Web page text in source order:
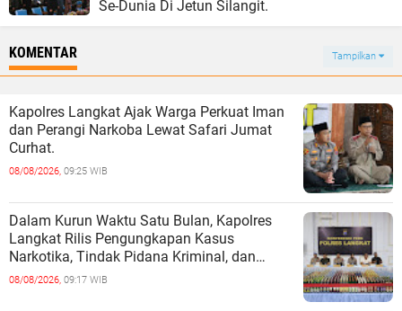
Se-Dunia Di Jetun Silangit.
KOMENTAR Tampilkan
Kapolres Langkat Ajak Warga Perkuat Iman
dan Perangi Narkoba Lewat Safari Jumat
Curhat.
08/08/2026, 09:25 WIB
Dalam Kurun Waktu Satu Bulan, Kapolres
Langkat Rilis Pengungkapan Kasus
Narkotika, Tindak Pidana Kriminal, dan
Kekerasan Seksual terhadap Anak.
08/08/2026, 09:17 WIB